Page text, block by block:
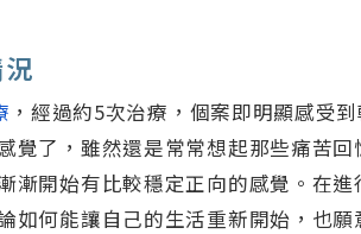
，經過約5次治療，個案即明顯感受
覺了，雖然還是常常想起那些痛苦
漸開始有比較穩定正向的感覺。在
如何能讓自己的生活重新開始，也